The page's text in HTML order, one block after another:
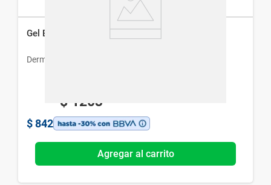
Gel Espuma Purificante Dermur x 120 ml
Dermur
$ 1203
$ 842
Agregar al carrito